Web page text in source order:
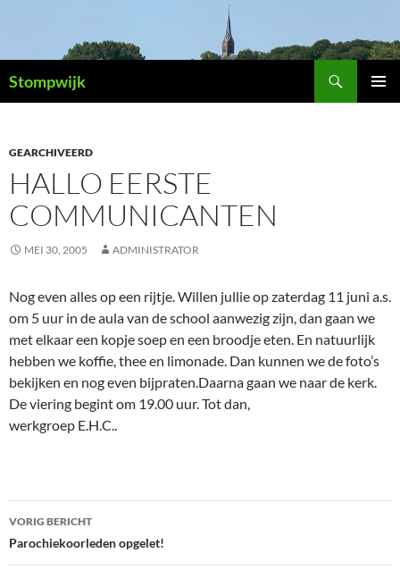
inhoud
Stompwijk
GEARCHIVEERD
HALLO EERSTE
COMMUNICANTEN
MEI 30, 2005 ADMINISTRATOR
Nog even alles op een rijtje. Willen jullie op zaterdag 11 juni a.s.
om 5 uur in de aula van de school aanwezig zijn, dan gaan we
met elkaar een kopje soep en een broodje eten. En natuurlijk
hebben we koffie, thee en limonade. Dan kunnen we de foto’s
bekijken en nog even bijpraten.Daarna gaan we naar de kerk.
De viering begint om 19.00 uur. Tot dan,
werkgroep E.H.C..
Bericht
navigatie
VORIG BERICHT
Parochiekoorleden opgelet!